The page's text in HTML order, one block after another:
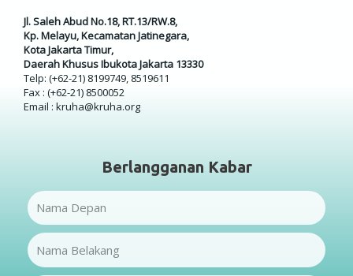
Jl. Saleh Abud No.18, RT.13/RW.8,
Kp. Melayu, Kecamatan Jatinegara,
Kota Jakarta Timur,
Daerah Khusus Ibukota Jakarta 13330
Telp: (+62-21) 8199749, 8519611
Fax : (+62-21) 8500052
Email : kruha@kruha.org
Berlangganan Kabar
Name
Name